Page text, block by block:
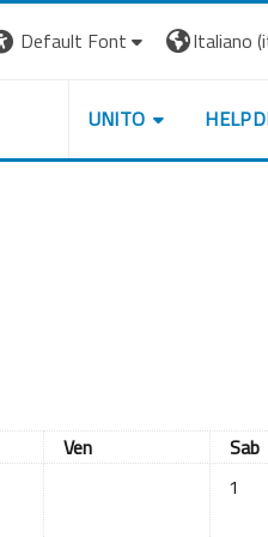
Default Font Italiano
UNITO
Venerdì
Ven
Sab
1